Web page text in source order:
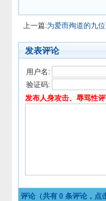
上一篇:为爱而殉道的九
发表评论
用户名:
验证码:
发布人身攻击、辱骂性
评论（共有 0 条评论，点